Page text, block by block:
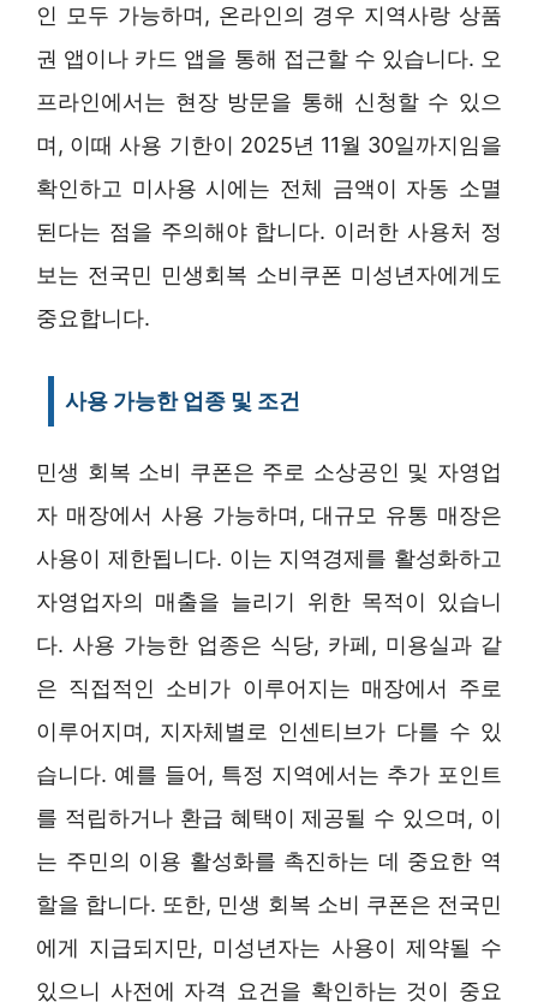
인 모두 가능하며, 온라인의 경우 지역사랑 상품
권 앱이나 카드 앱을 통해 접근할 수 있습니다. 오
프라인에서는 현장 방문을 통해 신청할 수 있으
며, 이때 사용 기한이 2025년 11월 30일까지임을
확인하고 미사용 시에는 전체 금액이 자동 소멸
된다는 점을 주의해야 합니다. 이러한 사용처 정
보는 전국민 민생회복 소비쿠폰 미성년자에게도
중요합니다.
사용 가능한 업종 및 조건
민생 회복 소비 쿠폰은 주로 소상공인 및 자영업
자 매장에서 사용 가능하며, 대규모 유통 매장은
사용이 제한됩니다. 이는 지역경제를 활성화하고
자영업자의 매출을 늘리기 위한 목적이 있습니
다. 사용 가능한 업종은 식당, 카페, 미용실과 같
은 직접적인 소비가 이루어지는 매장에서 주로
이루어지며, 지자체별로 인센티브가 다를 수 있
습니다. 예를 들어, 특정 지역에서는 추가 포인트
를 적립하거나 환급 혜택이 제공될 수 있으며, 이
는 주민의 이용 활성화를 촉진하는 데 중요한 역
할을 합니다. 또한, 민생 회복 소비 쿠폰은 전국민
에게 지급되지만, 미성년자는 사용이 제약될 수
있으니 사전에 자격 요건을 확인하는 것이 중요